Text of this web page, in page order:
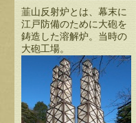
韮山反射炉とは、幕末に
江戸防備のために大砲を
鋳造した溶解炉。当時の
大砲工場。